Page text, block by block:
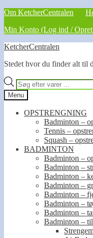
Om KetcherCentralen
Min Konto (Log ind /
Spring
navigation
Spring
indhold
KetcherCentralen
Stedet hvor du finder alt til
Products
search
Menu
OPSTRENGNING
Badminton –
Tennis –
Squash –
BADMINTON
Badminton –
Badminton –
Badminton –
Badminton –
Badminton –
Badminton –
Badminton –
Badminton –